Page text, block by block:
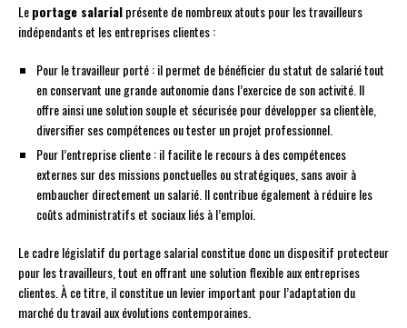
Leportage salarialprésente de nombreux atouts pour les travailleurs
indépendants et les entreprises clientes :
Pour le travailleur porté : il permet de bénéficier du statut de salarié tout
en conservant une grande autonomie dans l’exercice de son activité. Il
offre ainsi une solution souple et sécurisée pour développer sa clientèle,
diversifier ses compétences ou tester un projet professionnel.
Pour l’entreprise cliente : il facilite le recours à des compétences
externes sur des missions ponctuelles ou stratégiques, sans avoir à
embaucher directement un salarié. Il contribue également à réduire les
coûts administratifs et sociaux liés à l’emploi.
Le cadre législatif du portage salarial constitue donc un dispositif protecteur
pour les travailleurs, tout en offrant une solution flexible aux entreprises
clientes. À ce titre, il constitue un levier important pour l’adaptation du
marché du travail aux évolutions contemporaines.